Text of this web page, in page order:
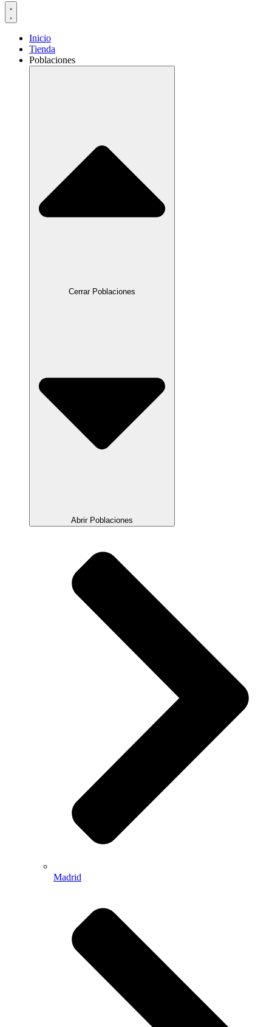
Inicio
Tienda
Poblaciones
Cerrar Poblaciones
Abrir Poblaciones
Madrid